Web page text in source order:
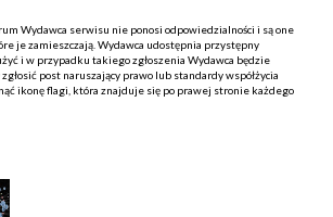
Wydawca serwisu nie ponosi odpowiedzialności i są one
je zamieszczają. Wydawca udostępnia przystępny
i w przypadku takiego zgłoszenia Wydawca będzie
post naruszający prawo lub standardy współżycia
ikonę flagi, która znajduje się po prawej stronie każdego